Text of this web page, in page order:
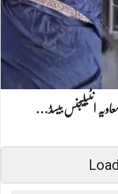
انٹیلیجنس بیسڈ…